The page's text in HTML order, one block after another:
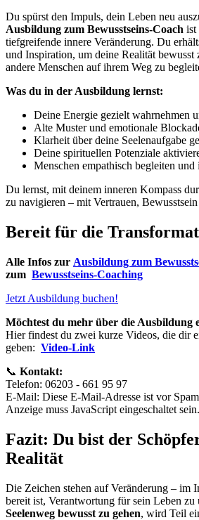
Du spürst den Impuls, dein Leben neu
Ausbildung zum Bewusstseins-Coach ist
tiefgreifende innere Veränderung. Du
und Inspiration, um deine Realität bewusst
andere Menschen auf ihrem Weg zu
Was du in der Ausbildung lernst:
Deine Energie gezielt wahrnehmen
Alte Muster und emotionale
Klarheit über deine Seelenaufgabe
Deine spirituellen Potenziale
Menschen empathisch begleiten und
Du lernst, mit deinem inneren Kompass
zu navigieren – mit Vertrauen,
Bereit für die
Alle Infos zur Ausbildung zum
zum Bewusstseins-Coaching
Jetzt Ausbildung buchen!
Möchtest du mehr über die Ausbildung
Hier findest du zwei kurze Videos, die dir
geben: Video-Link
📞 Kontakt:
Telefon: 06203 - 661 95 97
E-Mail: Diese E-Mail-Adresse ist vor
Anzeige muss JavaScript eingeschaltet sein.
Fazit: Du bist der
Realität
Die Zeichen stehen auf Veränderung – im
bereit ist, Verantwortung für sein Leben zu
Seelenweg bewusst zu gehen, wird Teil